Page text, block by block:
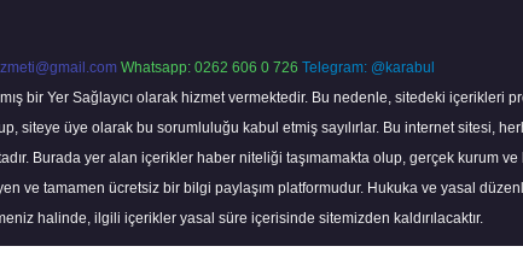
Whatsapp: 0262 606 0 726 Telegram: @karabul
bir Yer Sağlayıcı olarak hizmet vermektedir. Bu nedenle, sitedeki içerikleri
siteye üye olarak bu sorumluluğu kabul etmiş sayılırlar. Bu internet sitesi,
Burada yer alan içerikler haber niteliği taşımamakta olup, gerçek kurum
ve tamamen ücretsiz bir bilgi paylaşım platformudur. Hukuka ve yasal
halinde, ilgili içerikler yasal süre içerisinde sitemizden kaldırılacaktır.